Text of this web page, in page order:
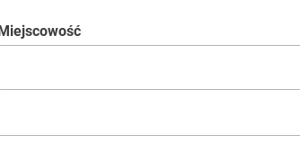
Miejscowość